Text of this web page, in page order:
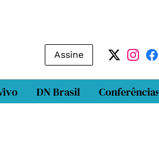
Assine
DN Brasil Conferências